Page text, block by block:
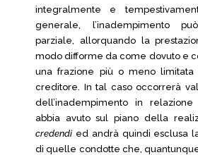
integralmente e
generale, l’inadempimento
parziale, allorquando la
modo difforme da come dovuto e
una frazione più o meno limitata
creditore. In tal caso occorrerà
dell’inadempimento in relazione
abbia avuto sul piano della
credendi ed andrà quindi esclusa
di quelle condotte che,